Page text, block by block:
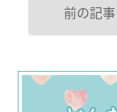
前の記事